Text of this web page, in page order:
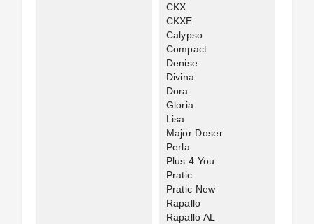
CKX
CKXE
Calypso
Compact
Denise
Divina
Dora
Gloria
Lisa
Major Doser
Perla
Plus 4 You
Pratic
Pratic New
Rapallo
Rapallo AL